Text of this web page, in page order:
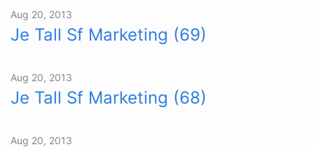
Aug 20, 2013
Je Tall Sf Marketing (69)
Aug 20, 2013
Je Tall Sf Marketing (68)
Aug 20, 2013